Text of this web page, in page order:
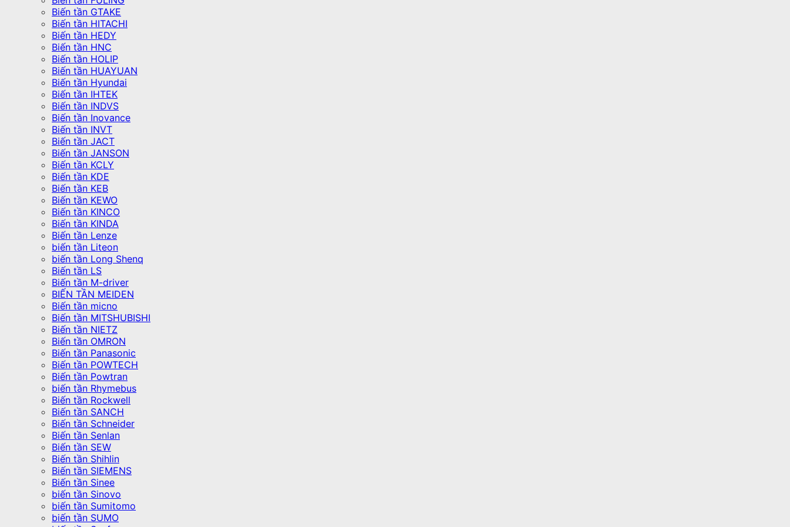
Biến tần GTAKE
Biến tần HITACHI
Biến tần HEDY
Biến tần HNC
Biến tần HOLIP
Biến tần HUAYUAN
Biến tần Hyundai
Biến tần IHTEK
Biến tần INDVS
Biến tần Inovance
Biến tần INVT
Biến tần JACT
Biến tần JANSON
Biến tần KCLY
Biến tần KDE
Biến tần KEB
Biến tần KEWO
Biến tần KINCO
Biến tần KINDA
Biến tần Lenze
biến tần Liteon
biến tần Long Shenq
Biến tần LS
Biến tần M-driver
BIẾN TẦN MEIDEN
Biến tần micno
Biến tần MITSHUBISHI
Biến tần NIETZ
Biến tần OMRON
Biến tần Panasonic
Biến tần POWTECH
Biến tần Powtran
biến tần Rhymebus
Biến tần Rockwell
Biến tần SANCH
Biến tần Schneider
Biến tần Senlan
Biến tần SEW
Biến tần Shihlin
Biến tần SIEMENS
Biến tần Sinee
biến tần Sinovo
biến tần Sumitomo
biến tần SUMO